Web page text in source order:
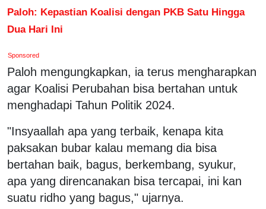
Paloh: Kepastian Koalisi dengan PKB Satu Hingga
Dua Hari Ini
Sponsored
Paloh mengungkapkan, ia terus mengharapkan
agar Koalisi Perubahan bisa bertahan untuk
menghadapi Tahun Politik 2024.
"Insyaallah apa yang terbaik, kenapa kita
paksakan bubar kalau memang dia bisa
bertahan baik, bagus, berkembang, syukur,
apa yang direncanakan bisa tercapai, ini kan
suatu ridho yang bagus," ujarnya.